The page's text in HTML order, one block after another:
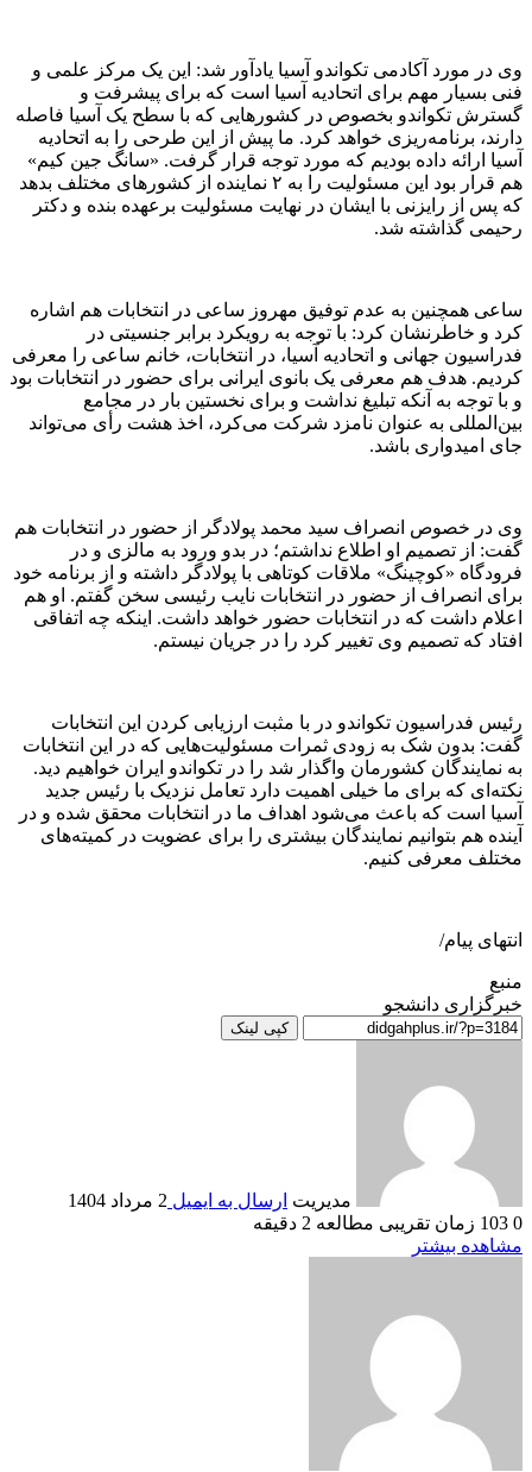
وی در مورد آکادمی تکواندو آسیا یادآور شد: این یک مرکز علمی و
فنی بسیار مهم برای اتحادیه آسیا است که برای پیشرفت و
گسترش تکواندو بخصوص در کشورهایی که با سطح یک آسیا فاصله
دارند، برنامه‌ریزی خواهد کرد. ما پیش از این طرحی را به اتحادیه
آسیا ارائه داده بودیم که مورد توجه قرار گرفت. «سانگ جین کیم»
هم قرار بود این مسئولیت را به ۲ نماینده از کشورهای مختلف بدهد
که پس از رایزنی با ایشان در نهایت مسئولیت برعهده بنده و دکتر
رحیمی گذاشته شد.
ساعی همچنین به عدم توفیق مهروز ساعی در انتخابات هم اشاره
کرد و خاطرنشان کرد: با توجه به رویکرد برابر جنسیتی در
فدراسیون جهانی و اتحادیه آسیا، در انتخابات، خانم ساعی را معرفی
کردیم. هدف هم معرفی یک بانوی ایرانی برای حضور در انتخابات بود
و با توجه به آنکه تبلیغ نداشت و برای نخستین بار در مجامع
بین‌المللی به عنوان نامزد شرکت می‌کرد، اخذ هشت رأی می‌تواند
جای امیدواری باشد.
وی در خصوص انصراف سید محمد پولادگر از حضور در انتخابات هم
گفت: از تصمیم او اطلاع نداشتم؛ در بدو ورود به مالزی و در
فرودگاه «کوچینگ» ملاقات کوتاهی با پولادگر داشته و از برنامه خود
برای انصراف از حضور در انتخابات نایب رئیسی سخن گفتم. او هم
اعلام داشت که در انتخابات حضور خواهد داشت. اینکه چه اتفاقی
افتاد که تصمیم وی تغییر کرد را در جریان نیستم.
رئیس فدراسیون تکواندو در با مثبت ارزیابی کردن این انتخابات
گفت: بدون شک به زودی ثمرات مسئولیت‌هایی که در این انتخابات
به نمایندگان کشورمان واگذار شد را در تکواندو ایران خواهیم دید.
نکته‌ای که برای ما خیلی اهمیت دارد تعامل نزدیک با رئیس جدید
آسیا است که باعث می‌شود اهداف ما در انتخابات محقق شده و در
آینده هم بتوانیم نمایندگان بیشتری را برای عضویت در کمیته‌های
مختلف معرفی کنیم.
انتهای پیام/
منبع
خبرگزاری دانشجو
کپی لینک
مدیریت ارسال به ایمیل 2 مرداد 1404
0
زمان تقریبی مطالعه 2 دقیقه
مشاهده بیشتر